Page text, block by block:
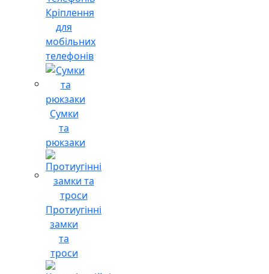
Кріплення
для
мобільних
телефонів
Сумки
та
рюкзаки
Протиугінні
замки
та
троси